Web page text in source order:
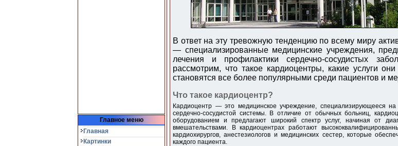
Главное меню
Главная
Картинки
В ответ на эту тревожную тенденцию по всему миру
— специализированные медицинские учреждения,
лечения и профилактики сердечно-сосудистых
рассмотрим, что такое кардиоцентры, какие услуги
становятся все более популярными среди пациентов и
Что такое кардиоцентр?
Кардиоцентр — это медицинское учреждение, специализирующееся
сердечно-сосудистой системы. В отличие от обычных больниц,
оборудованием и предлагают широкий спектр услуг, начиная от
вмешательствами. В кардиоцентрах работают
кардиохирургов, анестезиологов и медицинских сестер, которые
каждого пациента.